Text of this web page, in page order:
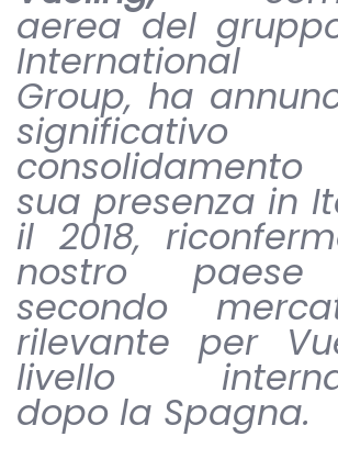
aerea del
International
Group, ha
significativo
sua presenza in
il 2018,
nostro paese
secondo
rilevante per
livello
dopo la Spagna.